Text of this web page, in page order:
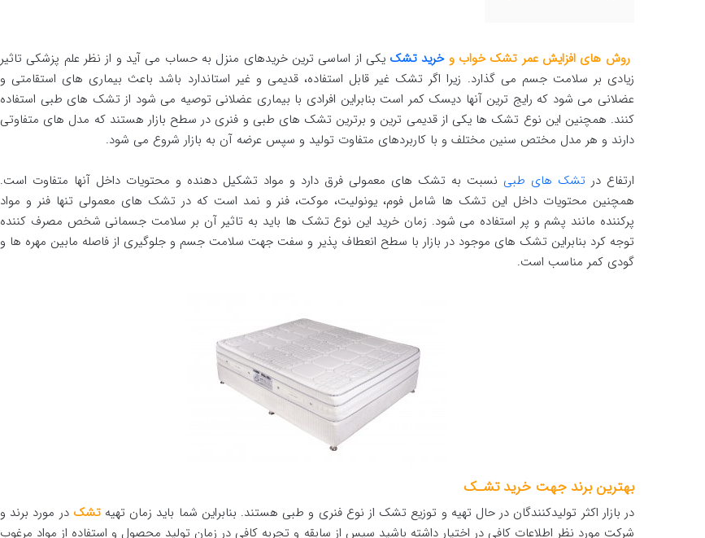
روش های افزایش عمر تشک خواب وخرید تشک یکی از اساسی ترین خریدهای منزل به حساب می آید و از نظر علم پزشکی تاثیر
زیادی بر سلامت جسم می گذارد. زیرا اگر تشک غیر قابل استفاده، قدیمی و غیر استاندارد باشد باعث بیماری های استقامتی و
عضلانی می شود که رایج ترین آنها دیسک کمر است بنابراین افرادی با بیماری عضلانی توصیه می شود از تشک های طبی استفاده
کنند. همچنین این نوع تشک ها یکی از قدیمی ترین و برترین تشک های طبی و فنری در سطح بازار هستند که مدل های متفاوتی
دارند و هر مدل مختص سنین مختلف و با کاربردهای متفاوت تولید و سپس عرضه آن به بازار شروع می شود.
ارتفاع در تشک های طبی نسبت به تشک های معمولی فرق دارد و مواد تشکیل دهنده و محتویات داخل آنها متفاوت است.
همچنین محتویات داخل این تشک ها شامل فوم، یونولیت، موکت، فنر و نمد است که در تشک های معمولی تنها فنر و مواد
پرکننده مانند پشم و پر استفاده می شود. زمان خرید این نوع تشک ها باید به تاثیر آن بر سلامت جسمانی شخص مصرف کننده
توجه کرد بنابراین تشک های موجود در بازار با سطح انعطاف پذیر و سفت جهت سلامت جسم و جلوگیری از فاصله مابین مهره ها و
گودی کمر مناسب است.
بهترین برند جهت خرید تشـک
در بازار اکثر تولیدکنندگان در حال تهیه و توزیع تشک از نوع فنری و طبی هستند. بنابراین شما باید زمان تهیهتشک در مورد برند و
شرکت مورد نظر اطلاعات کافی در اختیار داشته باشید سپس از سابقه و تجربه کافی در زمان تولید محصول و استفاده از مواد مرغوب